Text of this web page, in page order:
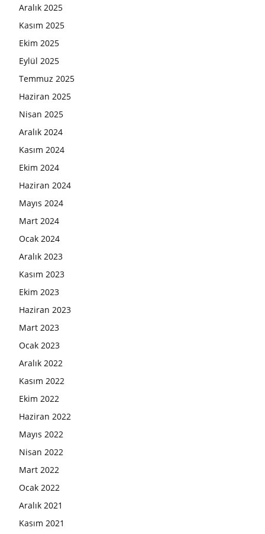
Aralık 2025
Kasım 2025
Ekim 2025
Eylül 2025
Temmuz 2025
Haziran 2025
Nisan 2025
Aralık 2024
Kasım 2024
Ekim 2024
Haziran 2024
Mayıs 2024
Mart 2024
Ocak 2024
Aralık 2023
Kasım 2023
Ekim 2023
Haziran 2023
Mart 2023
Ocak 2023
Aralık 2022
Kasım 2022
Ekim 2022
Haziran 2022
Mayıs 2022
Nisan 2022
Mart 2022
Ocak 2022
Aralık 2021
Kasım 2021